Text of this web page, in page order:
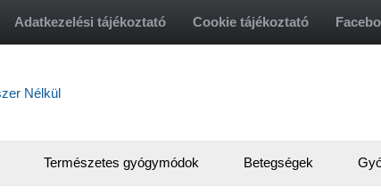
Adatkezelési tájékoztató Cookie tájékoztató
Természetes gyógymódok Betegségek